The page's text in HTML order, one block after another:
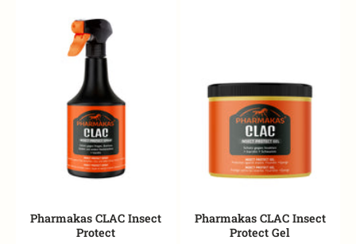
Pharmakas CLAC Insect
Protect
Pharmakas CLAC Insect
Protect Gel